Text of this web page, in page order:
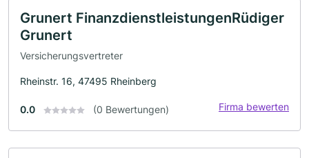
Grunert FinanzdienstleistungenRüdiger
Grunert
Versicherungsvertreter
Rheinstr. 16, 47495 Rheinberg
0.0 (0 Bewertungen) Firma bewerten